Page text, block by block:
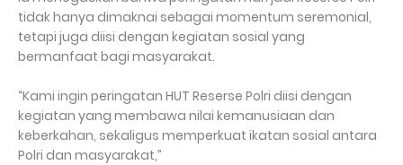
tidak hanya dimaknai sebagai momentum seremonial,
tetapi juga diisi dengan kegiatan sosial yang
bermanfaat bagi masyarakat.
“Kami ingin peringatan HUT Reserse Polri diisi dengan
kegiatan yang membawa nilai kemanusiaan dan
keberkahan, sekaligus memperkuat ikatan sosial antara
Polri dan masyarakat,”